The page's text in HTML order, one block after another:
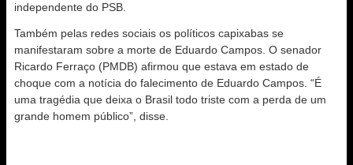
independente do PSB.
Também pelas redes sociais os políticos capixabas se
manifestaram sobre a morte de Eduardo Campos. O senador
Ricardo Ferraço (PMDB) afirmou que estava em estado de
choque com a notícia do falecimento de Eduardo Campos. “É
uma tragédia que deixa o Brasil todo triste com a perda de um
grande homem público”, disse.